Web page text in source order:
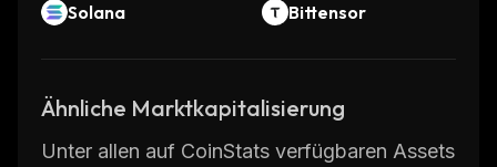
Solana
Bittensor
Ähnliche Marktkapitalisierung
Unter allen auf CoinStats verfügbaren Assets